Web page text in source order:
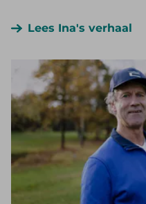
Lees Ina's verhaal